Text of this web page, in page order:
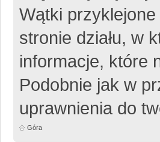
Wątki
stronie działu, w
informacje, które
Podobnie jak w
uprawnienia do
Góra